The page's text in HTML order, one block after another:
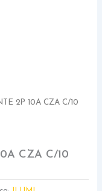
2P 10A CZA C/10
CZA C/10